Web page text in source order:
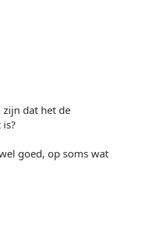
zijn dat het de
goed, op soms wat